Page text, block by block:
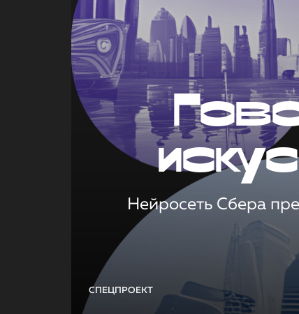
СПЕЦПРОЕКТ
Нейросеть Сбера